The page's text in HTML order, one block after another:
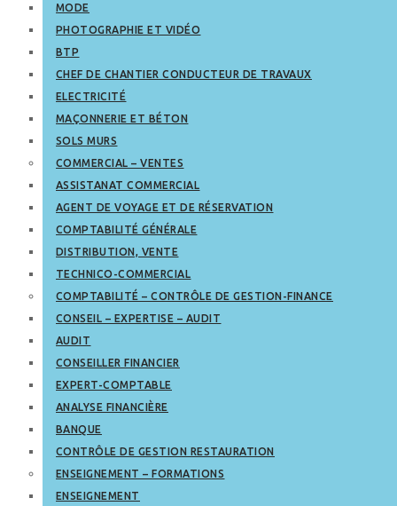
MODE
PHOTOGRAPHIE ET VIDÉO
BTP
CHEF DE CHANTIER CONDUCTEUR DE TRAVAUX
ELECTRICITÉ
MAÇONNERIE ET BÉTON
SOLS MURS
COMMERCIAL – VENTES
ASSISTANAT COMMERCIAL
AGENT DE VOYAGE ET DE RÉSERVATION
COMPTABILITÉ GÉNÉRALE
DISTRIBUTION, VENTE
TECHNICO-COMMERCIAL
COMPTABILITÉ – CONTRÔLE DE GESTION-FINANCE
CONSEIL – EXPERTISE – AUDIT
AUDIT
CONSEILLER FINANCIER
EXPERT-COMPTABLE
ANALYSE FINANCIÈRE
BANQUE
CONTRÔLE DE GESTION RESTAURATION
ENSEIGNEMENT – FORMATIONS
ENSEIGNEMENT